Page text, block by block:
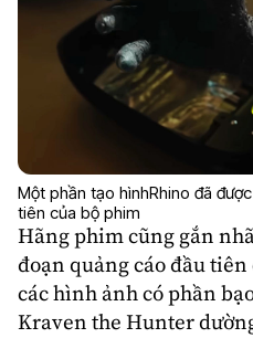
Một phần tạo hìnhRhino đã
tiên của bộ phim
Hãng phim cũng gắn
đoạn quảng cáo đầu
các hình ảnh có phần
Kraven the Hunter